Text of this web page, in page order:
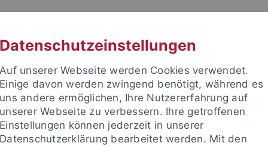
FORSCHUNG
Datenschutzeinstellungen
Auf unserer Webseite werden Cookies verwendet.
Einige davon werden zwingend benötigt, während es
uns andere ermöglichen, Ihre Nutzererfahrung auf
unserer Webseite zu verbessern. Ihre getroffenen
Einstellungen können jederzeit in unserer
Datenschutzerklärung bearbeitet werden. Mit den